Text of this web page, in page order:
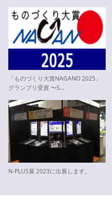
「ものづくり大賞NAGANO 2025」
グランプリ受賞 〜S…
N-PLUS展 2023に出展します。